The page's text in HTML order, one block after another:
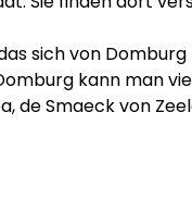
sich von
kann man
de Smaeck von